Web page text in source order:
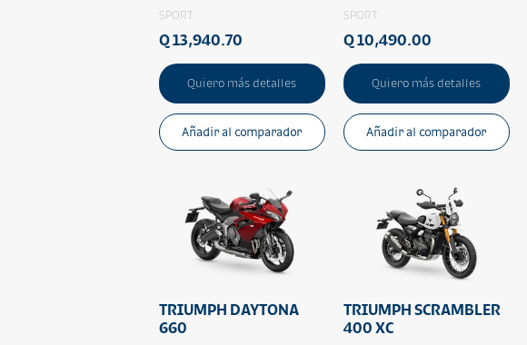
SPORT
Q 13,940.70
Quiero más detalles
Añadir al comparador
SPORT
Q 10,490.00
Quiero más detalles
Añadir al comparador
TRIUMPH DAYTONA
660
TRIUMPH SCRAMBLER
400 XC